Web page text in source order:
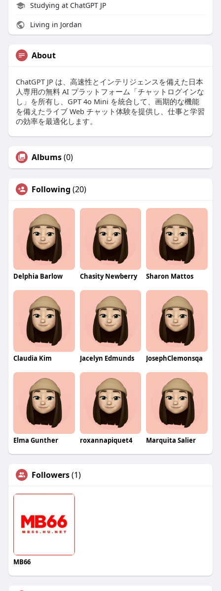
Studying at ChatGPT JP
Living in Jordan
About
ChatGPT JP は、高速性とインテリジェンスを備えた日本
人専用の無料 AI プラットフォーム「チャットログインな
し」を所有し、GPT 4o Mini を統合して、画期的な機能
を備えたライブ Web チャット体験を提供し、仕事と学習
の効率を最適化します。
Albums(0)
Following (20)
Delphia Barlow Chasity Newberry Sharon Mattos
Claudia Kim Jacelyn Edmunds JosephClemonsqa
Elma Gunther roxannapiquet4 Marquita Salier
Followers(1)
MB66